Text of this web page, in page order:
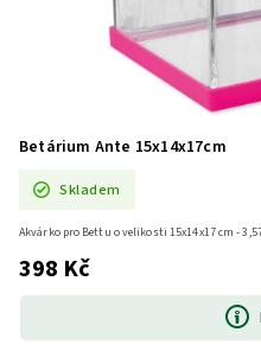
Betárium Ante 15x14x17cm
Skladem
398 Kč
Akvárko pro Bettu o velikosti 15x14x17 cm -